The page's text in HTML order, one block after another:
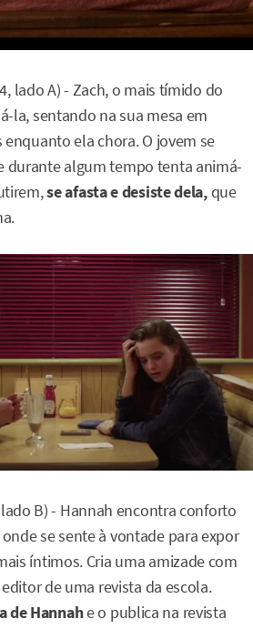
lado A) - Zach, o mais tímido do
la, sentando na sua mesa em
ela chora. O jovem se
durante algum tempo tenta animá-
se afasta e desiste dela,que
B) - Hannah encontra conforto
se sente à vontade para expor
íntimos. Cria uma amizade com
de uma revista da escola.
de Hannahe o publica na revista